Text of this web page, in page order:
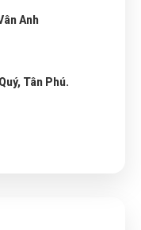
Anh
Tân Phú.